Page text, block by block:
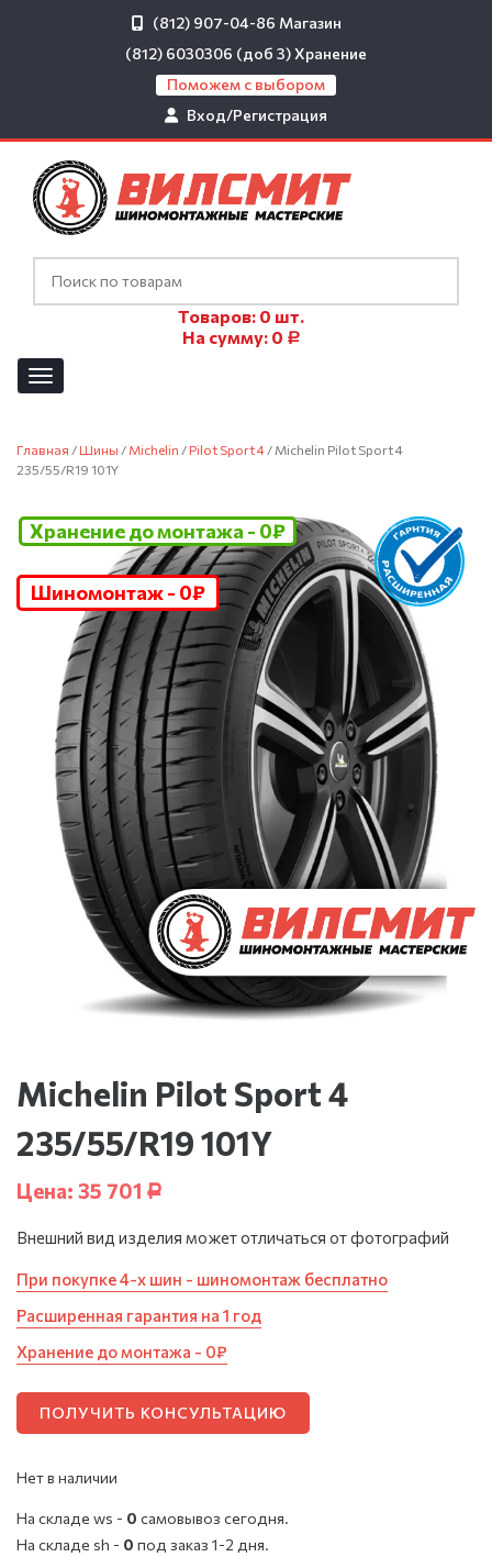
(812) 907-04-86 Магазин
(812) 6030306 (доб 3)Хранение
Поможем с выбором
Вход/Регистрация
Товаров: 0 шт.
На сумму: 0 Р
Главная / Шины / Michelin / Pilot Sport 4 / Michelin Pilot Sport 4
235/55/R19 101Y
Шиномонтаж - 0₽
Хранение до монтажа - 0₽
Michelin Pilot Sport 4
235/55/R19 101Y
Цена: 35 701 Р
Внешний вид изделия может отличаться от фотографий
При покупке 4-х шин - шиномонтаж бесплатно
Расширенная гарантия на 1 год
Хранение до монтажа - 0₽
ПОЛУЧИТЬ КОНСУЛЬТАЦИЮ
Нет в наличии
На складе ws - 0 cамовывоз сегодня.
На складе sh - 0 под заказ 1-2 дня.